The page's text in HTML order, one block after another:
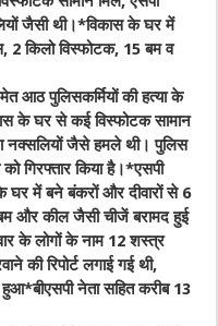
जैसी थी।*विकास के घर में
2 किलो विस्फोटक, 15 बम व
आठ पुलिसकर्मियों की हत्या के
के घर से कई विस्फोटक सामान
नक्सलियों जैसे हमले थी। पुलिस
गिरफ्तार किया है।*एसपी
के घर में बने बंकरों और दीवारों से 6
और कील जैसी चीजें बरामद हुई
के लोगों के नाम 12 शस्त्र
रिपोर्ट लगाई गई थी,
नेता सहित करीब 13